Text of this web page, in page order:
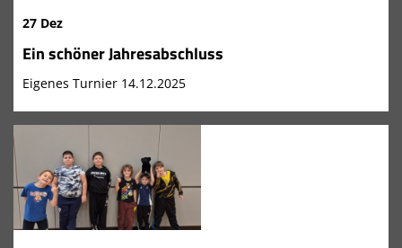
27 Dez
Ein schöner Jahresabschluss
Eigenes Turnier 14.12.2025